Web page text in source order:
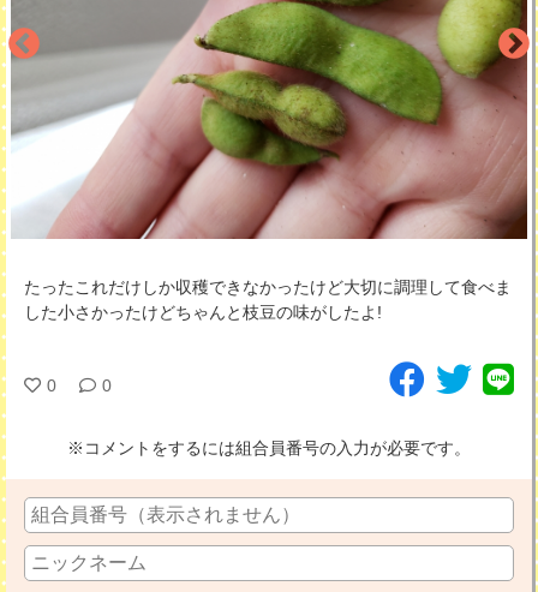
たったこれだけしか収穫できなかったけど大切に調理して食べま
した小さかったけどちゃんと枝豆の味がしたよ!
0 0
※コメントをするには組合員番号の入力が必要です。